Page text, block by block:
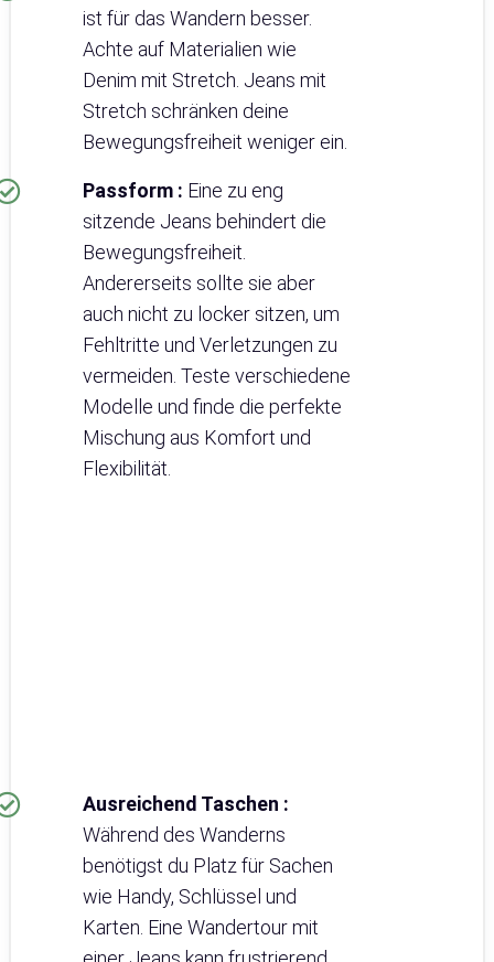
ist für das Wandern besser.
Achte auf Materialien wie
Denim mit Stretch. Jeans mit
Stretch schränken deine
Bewegungsfreiheit weniger ein.
Passform : Eine zu eng
sitzende Jeans behindert die
Bewegungsfreiheit.
Andererseits sollte sie aber
auch nicht zu locker sitzen, um
Fehltritte und Verletzungen zu
vermeiden. Teste verschiedene
Modelle und finde die perfekte
Mischung aus Komfort und
Flexibilität.
Ausreichend Taschen :
Während des Wanderns
benötigst du Platz für Sachen
wie Handy, Schlüssel und
Karten. Eine Wandertour mit